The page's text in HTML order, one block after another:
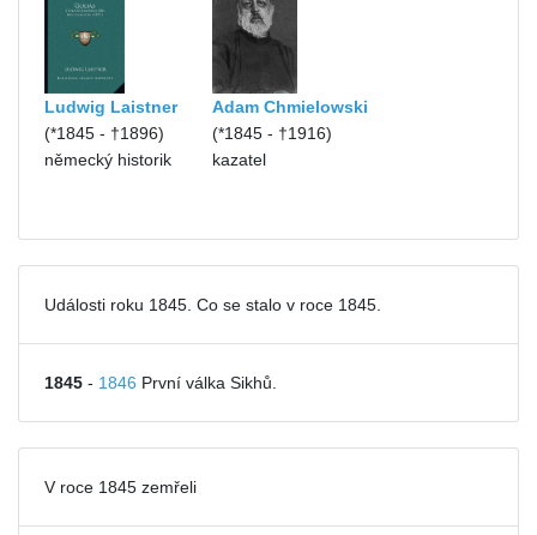
Ludwig Laistner
(*1845 - †1896)
německý historik
Adam Chmielowski
(*1845 - †1916)
kazatel
Události roku 1845. Co se stalo v roce 1845.
1845 - 1846 První válka Sikhů.
V roce 1845 zemřeli